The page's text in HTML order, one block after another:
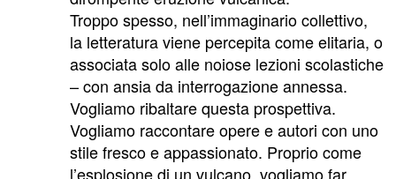
Troppo spesso, nell’immaginario collettivo,
la letteratura viene percepita come elitaria, o
associata solo alle noiose lezioni scolastiche
– con ansia da interrogazione annessa.
Vogliamo ribaltare questa prospettiva.
Vogliamo raccontare opere e autori con uno
stile fresco e appassionato. Proprio come
l’esplosione di un vulcano, vogliamo far